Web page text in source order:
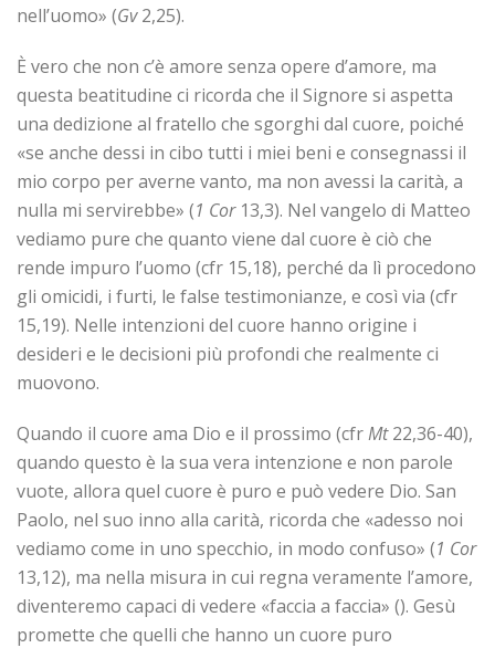
nell’uomo» (Gv2,25).
È vero che non c’è amore senza opere d’amore, ma
questa beatitudine ci ricorda che il Signore si aspetta
una dedizione al fratello che sgorghi dal cuore, poiché
«se anche dessi in cibo tutti i miei beni e consegnassi il
mio corpo per averne vanto, ma non avessi la carità, a
nulla mi servirebbe» (1 Cor13,3). Nel vangelo di Matteo
vediamo pure che quanto viene dal cuore è ciò che
rende impuro l’uomo (cfr 15,18), perché da lì procedono
gli omicidi, i furti, le false testimonianze, e così via (cfr
15,19). Nelle intenzioni del cuore hanno origine i
desideri e le decisioni più profondi che realmente ci
muovono.
Quando il cuore ama Dio e il prossimo (cfrMt22,36-40),
quando questo è la sua vera intenzione e non parole
vuote, allora quel cuore è puro e può vedere Dio. San
Paolo, nel suo inno alla carità, ricorda che «adesso noi
vediamo come in uno specchio, in modo confuso» (1 Cor
13,12), ma nella misura in cui regna veramente l’amore,
diventeremo capaci di vedere «faccia a faccia» (). Gesù
promette che quelli che hanno un cuore puro